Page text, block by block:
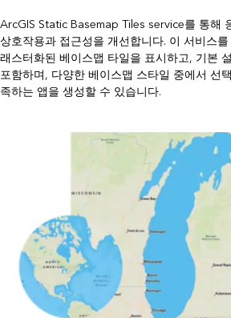
ArcGIS Static Basemap Tiles service를 통해
상호작용과 접근성을 개선합니다. 이 서비스
래스터화된 베이스맵 타일을 표시하고, 기본
포함하며, 다양한 베이스맵 스타일 중에서 선
족하는 앱을 생성할 수 있습니다.